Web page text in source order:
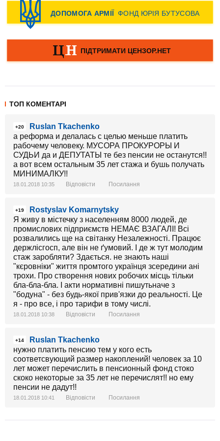
ТОП КОМЕНТАРІ
+20
Ruslan Tkachenko
а реформа и делалась с целью меньше платить
рабочему человеку. МУСОРА ПРОКУРОРЫ И
СУДЬИ да и ДЕПУТАТЫ те без пенсии не останутся!!
а вот всем остальным 35 лет стажа и бушь получать
МИНИМАЛКУ!!
18.01.2018 10:35 Відповісти Посилання
+19
Rostyslav Komarnytsky
Я живу в містечку з населенням 8000 людей, де
промислових підприємств НЕМАЄ ВЗАГАЛІ! Всі
розвалились ще на світанку Незалежності. Працює
держлісгосп, але він не ґумовий. І де ж тут молодим
стаж заробляти? Здається. не знають наші
"кєровніки" життя промтого українця зсередини ані
трохи. Про створення нових робочих місць тільки
бла-бла-бла. І акти нормативні пишутьначе з
"бодуна" - без будь-якої прив'язки до реальності. Це
я - про все, і про тарифи в тому числі.
18.01.2018 10:38 Відповісти Посилання
+14
Ruslan Tkachenko
нужно платить пенсию тем у кого есть
соответсвующий размер накоплений! человек за 10
лет может перечислить в пенсионный фонд стоко
скоко некоторые за 35 лет не перечислят!! но ему
пенсии не дадут!!
18.01.2018 10:41 Відповісти Посилання